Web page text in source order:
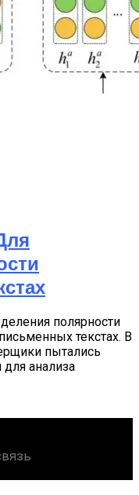
полярности
текстах. В
пытались
анализа